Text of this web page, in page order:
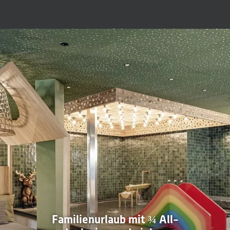
und Teenager. Ergänzt wird das Angebot durch die großeIndoor
Active Arena – eine moderne Sporthalle mitValoJump, drei großen
Trampolinen, Tischtennis und weiteren Spielmöglichkeiten für
aktive Urlaubstage, auch bei schlechtem Wetter.
Während Kinder neue Abenteuer erleben und Jugendliche ihren
eigenen Bereich genießen, finden Eltern imAdults-Only Sky Spa
mit 23 Meter Infinity Pool und Panorama-Sauneneinen exklusiven
Rückzugsort. So verbindet das SchwarzensteinFamilienurlaub in
Südtirol
mit echter Erholung für die ganze Familie.
Abenteuer Ahrntal – Umgebung vom Hotel
Im Schwarzenstein erleben Familien Wasserwelt, 60 m Rutsche,
Family Pool, Kids Club, Indoor Active Arena, ValoJump und
Trampoline direkt im Hotel. Rundherum wartet das Ahrntal mit
vielen Abenteuern für Sommer und Winter – von Klausberg und
Speikboden bis zu Wasserfällen, Rodelbahnen, Skikursen und
Naturerlebnissen.Familienurlaub mit ¾ All-